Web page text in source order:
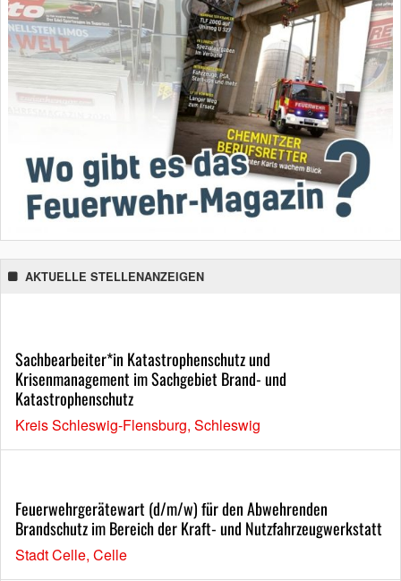
AKTUELLE STELLENANZEIGEN
Sachbearbeiter*in Katastrophenschutz und
Krisenmanagement im Sachgebiet Brand- und
Katastrophenschutz
Kreis Schleswig-Flensburg, Schleswig
Feuerwehrgerätewart (d/m/w) für den Abwehrenden
Brandschutz im Bereich der Kraft- und Nutzfahrzeugwerkstatt
Stadt Celle, Celle